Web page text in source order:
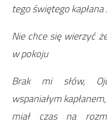
tego świętego
Nie chce się wierzyć
w pokoju
Brak mi słów,
wspaniałym
miał czas na